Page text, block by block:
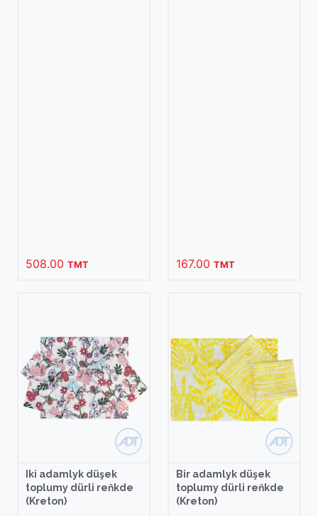
508.00 TMT 167.00 TMT
Iki adamlyk düşek
toplumy dürli reňkde
(Kreton)
Bir adamlyk düşek
toplumy dürli reňkde
(Kreton)